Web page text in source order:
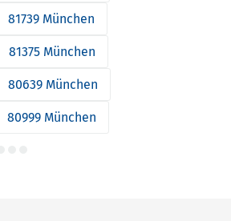
81739 München
81375 München
80639 München
80999 München